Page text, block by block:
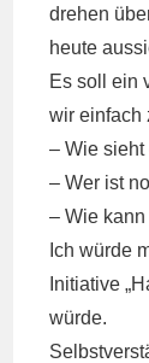
drehen
heute
Es soll ein
wir einfach
– Wie sieht
– Wer ist
– Wie
Ich würde
Initiative
würde.